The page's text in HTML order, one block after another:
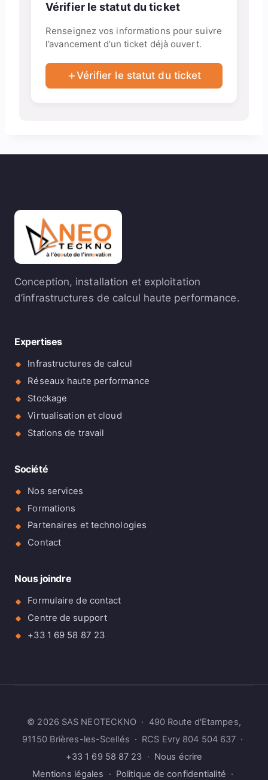
Vérifier le statut du ticket
Renseignez vos informations pour suivre
l’avancement d’un ticket déjà ouvert.
Vérifier le statut du ticket
Conception, installation et exploitation
d’infrastructures de calcul haute performance.
Expertises
Infrastructures de calcul
Réseaux haute performance
Stockage
Virtualisation et cloud
Stations de travail
Société
Nos services
Formations
Partenaires et technologies
Contact
Nous joindre
Formulaire de contact
Centre de support
+33 1 69 58 87 23
© 2026 SAS NEOTECKNO · 490 Route d'Etampes,
91150 Brières-les-Scellés · RCS Evry 804 504 637 ·
+33 1 69 58 87 23 · Nous écrire
Mentions légales · Politique de confidentialité ·